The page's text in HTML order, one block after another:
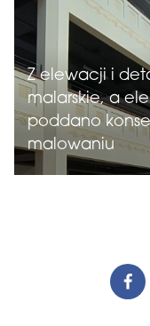
Z elewacji i
malarskie, a
poddano
malowaniu